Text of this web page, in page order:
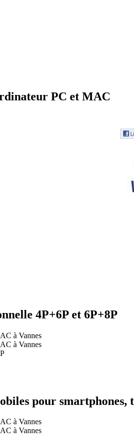
PC et MAC
4P+6P et 6P+8P
à Vannes
à Vannes
pour smartphones,
à Vannes
à Vannes